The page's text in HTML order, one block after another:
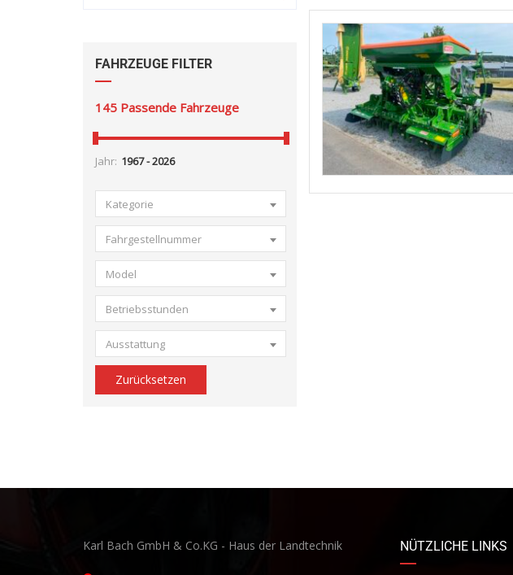
FAHRZEUGE FILTER
145 Passende Fahrzeuge
Jahr:
Kategorie
Fahrgestellnummer
Model
Betriebsstunden
Ausstattung
Zurücksetzen
Karl Bach GmbH & Co.KG - Haus der Landtechnik NÜTZLICHE LINKS